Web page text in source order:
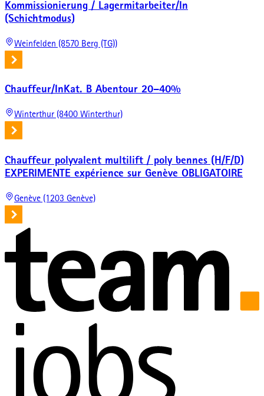
Kommissionierung / Lagermitarbeiter/In
(Schichtmodus)
Weinfelden (8570 Berg (TG))
Chauffeur/InKat. B Abentour 20–40%
Winterthur (8400 Winterthur)
Chauffeur polyvalent multilift / poly bennes (H/F/D)
EXPERIMENTE expérience sur Genève OBLIGATOIRE
Genève (1203 Genève)